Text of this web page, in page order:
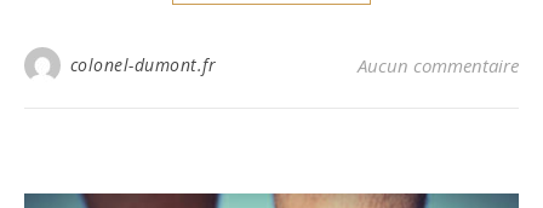
colonel-dumont.fr Aucun commentaire